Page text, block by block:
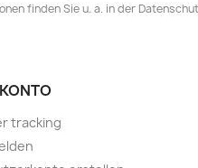
finden Sie u. a. in der
tracking